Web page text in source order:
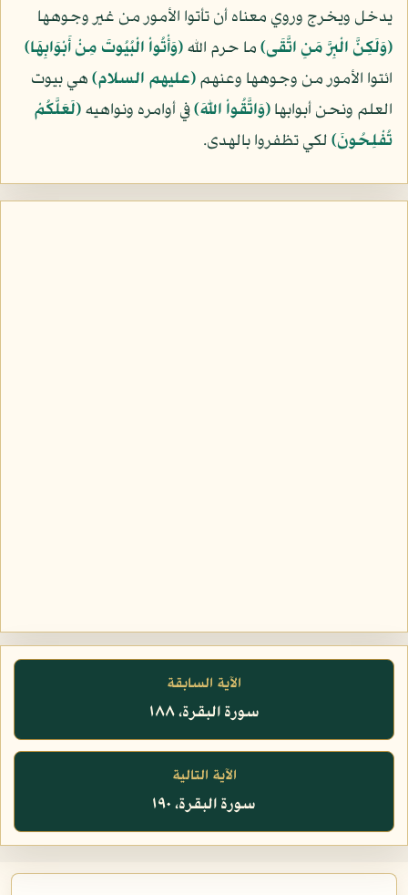
يدخل ويخرج وروي معناه أن تأتوا الأمور من غير وجوهها
﴿وَلَكِنَّ الْبِرَّ مَنِ اتَّقَى﴾ما حرم الله﴿وَأْتُواْ الْبُيُوتَ مِنْ أَبْوَابِهَا﴾
ائتوا الأمور من وجوهها وعنهم(عليهم السلام)هي بيوت
العلم ونحن أبوابها﴿وَاتَّقُواْ اللّهَ﴾في أوامره ونواهيه﴿لَعَلَّكُمْ
تُفْلِحُونَ﴾لكي تظفروا بالهدى.
الآية السابقة
سورة البقرة، ١٨٨
الآية التالية
سورة البقرة، ١٩٠